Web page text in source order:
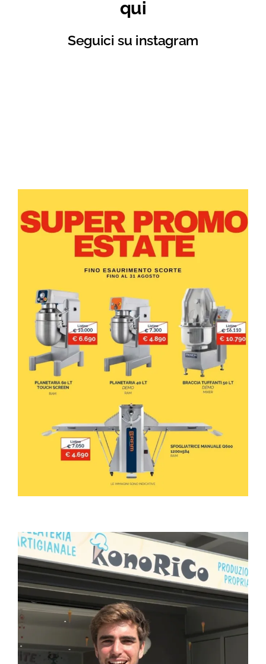
qui
Seguici su instagram